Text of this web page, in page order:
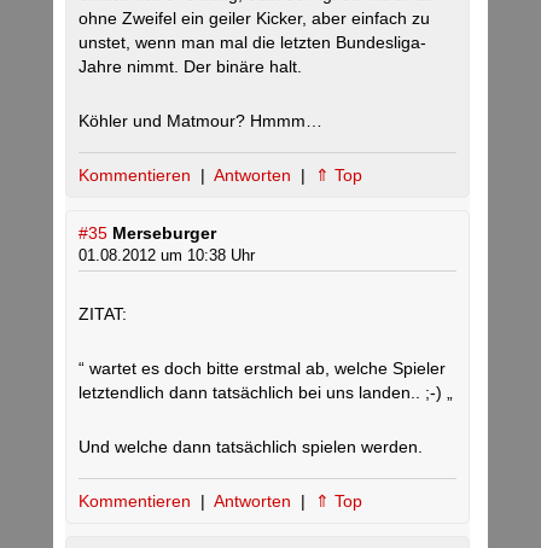
ohne Zweifel ein geiler Kicker, aber einfach zu
unstet, wenn man mal die letzten Bundesliga-
Jahre nimmt. Der binäre halt.
Köhler und Matmour? Hmmm…
Kommentieren | Antworten | ⇑ Top
#35 Merseburger
01.08.2012 um 10:38 Uhr
ZITAT:
“ wartet es doch bitte erstmal ab, welche Spieler
letztendlich dann tatsächlich bei uns landen.. ;-) „
Und welche dann tatsächlich spielen werden.
Kommentieren | Antworten | ⇑ Top